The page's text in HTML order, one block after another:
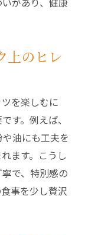
上のヒレ
を楽しむに
す。例えば、
油にも工夫を
ます。こうし
で、特別感の
事を少し贅沢